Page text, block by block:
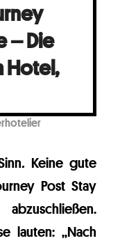
– Die
Hotel,
. Keine gute
Post Stay
lauten: „Nach